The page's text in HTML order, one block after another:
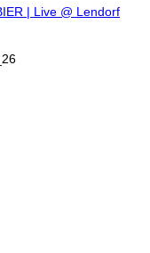
| Live @ Lendorf